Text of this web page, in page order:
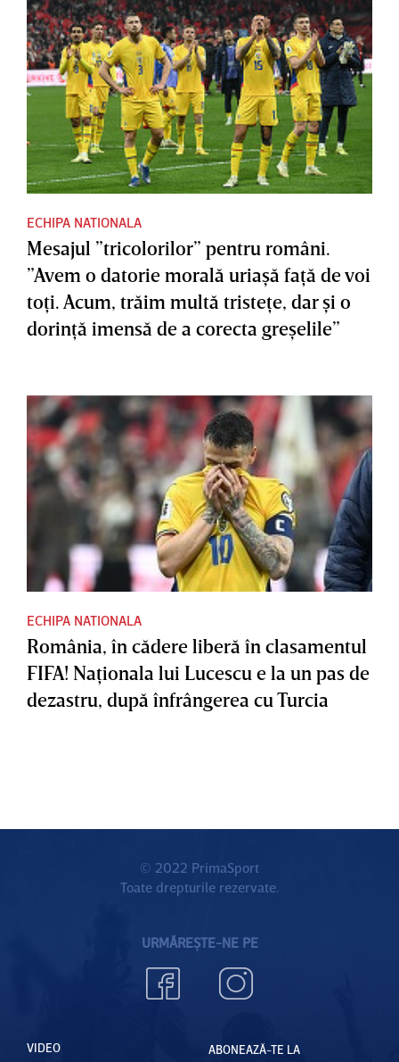
ECHIPA NATIONALA
Mesajul ”tricolorilor” pentru români.
”Avem o datorie morală uriaşă faţă de voi
toţi. Acum, trăim multă tristeţe, dar şi o
dorinţă imensă de a corecta greşelile”
ECHIPA NATIONALA
România, în cădere liberă în clasamentul
FIFA! Naţionala lui Lucescu e la un pas de
dezastru, după înfrângerea cu Turcia
© 2022 PrimaSport
Toate drepturile rezervate.
URMĂREȘTE-NE PE
VIDEO
ABONEAZĂ-TE LA